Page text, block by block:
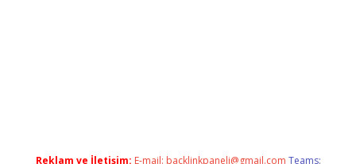
Reklam ve İletişim: E-mail: backlinkpaneli@gmail.com Teams: